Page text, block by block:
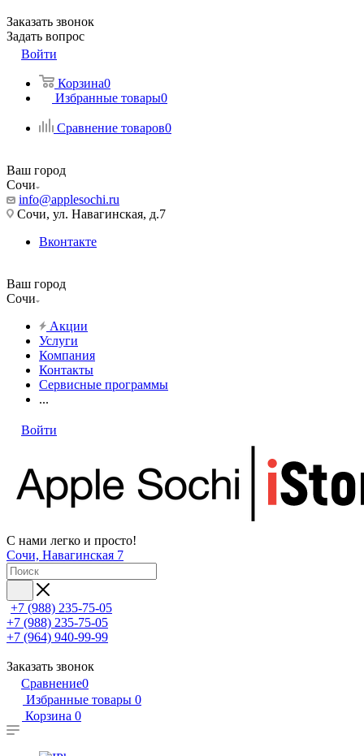
Заказать звонок
Задать вопрос
Войти
Корзина0
Избранные товары0
Сравнение товаров0
Ваш город
Сочи
info@applesochi.ru
Сочи, ул. Навагинская, д.7
Вконтакте
Ваш город
Сочи
Акции
Услуги
Компания
Контакты
Сервисные программы
...
Войти
С нами легко и просто!
Сочи, Навагинская 7
+7 (988) 235-75-05
+7 (988) 235-75-05
+7 (964) 940-99-99
Заказать звонок
Сравнение0
Избранные товары 0
Корзина 0